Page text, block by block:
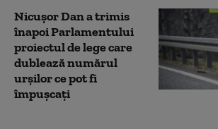
Nicușor Dan a trimis
înapoi Parlamentului
proiectul de lege care
dublează numărul
urșilor ce pot fi
împușcați